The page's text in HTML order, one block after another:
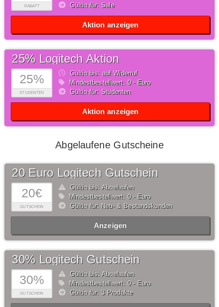
RABATT
Gültig für: Sale
Aktion anzeigen
25%
STUDENTEN
25% Logitech Aktion
Gültig bis: auf Widerruf
Mindestbestellwert: 0,- Euro
Gültig für: Studenten
Aktion anzeigen
Abgelaufene Gutscheine
20€
GUTSCHEIN
20 Euro Logitech Gutschein
Gültig bis: Abgelaufen
Mindestbestellwert: 0,- Euro
Gültig für: Neu- & Bestandskunden
Anzeigen
30%
GUTSCHEIN
30% Logitech Gutschein
Gültig bis: Abgelaufen
Mindestbestellwert: 0,- Euro
Gültig für: 3 Produkte